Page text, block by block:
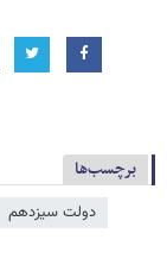
برچسب‌ها
دولت سیزدهم